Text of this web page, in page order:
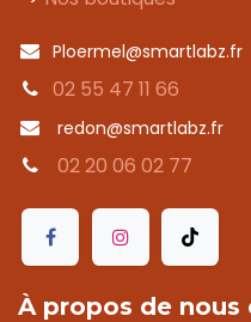
Ploermel@smartlabz.fr
02 55 47 11 66
redon@smartlabz.fr
02 20 06 02 77
À propos de nous